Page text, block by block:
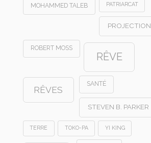
MOHAMMED TALEB PATRIARCAT
PROJECTION
ROBERT MOSS
RÊVE
RÊVES
SANTÉ
STEVEN B. PARKER
TERRE TOKO-PA YI KING